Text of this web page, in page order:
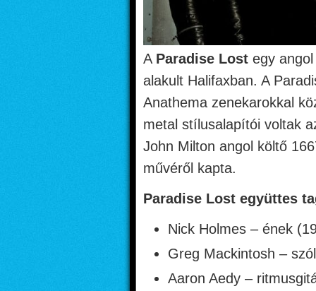
A Paradise Lost egy
alakult Halifaxban. A
Anathema zenekarokkal
metal stílusalapítói voltak
John Milton angol költő
művéről kapta.
Paradise Lost együttes
Nick Holmes – ének
Greg Mackintosh –
Aaron Aedy –